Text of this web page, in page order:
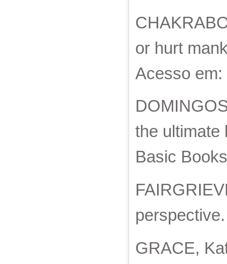
or hurt
Acesso
the ultimate
Basic
GRACE,